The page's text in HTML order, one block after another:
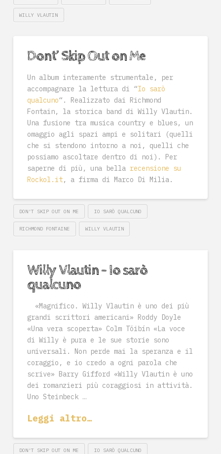
WILLY VLAUTIN
Dont’ Skip Out on Me
Un album interamente strumentale, per
accompagnare la lettura di “Io sarò
qualcuno“. Realizzato dai Richmond
Fontain, la storica band di Willy Vlautin.
Una fusione tra musica country e blues, un
omaggio agli spazi ampi e solitari (quelli
che si stendono intorno a noi, quelli che
possiamo ascoltare dentro di noi). Per
saperne di più, una bella recensione su
Rockol.it, a firma di Marco Di Milia.
DON'T SKIP OUT ON ME IO SARÒ QUALCUNO
RICHMOND FONTAINE WILLY VLAUTIN
Willy Vlautin – Io sarò
qualcuno
«Magnifico. Willy Vlautin è uno dei più
grandi scrittori americani» Roddy Doyle
«Una vera scoperta» Colm Tóibín «La voce
di Willy è pura e le sue storie sono
universali. Non perde mai la speranza e il
coraggio, e io credo a ogni parola che
scrive» Barry Gifford «Willy Vlautin è uno
dei romanzieri più coraggiosi in attività.
Uno Steinbeck …
Leggi altro…
DON'T SKIP OUT ON ME IO SARÒ QUALCUNO